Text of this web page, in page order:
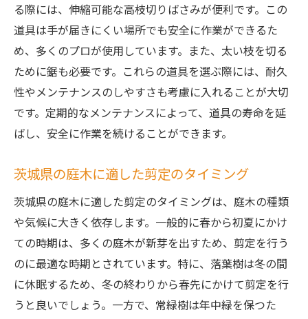
庭のサイズに合った木の選定
育てやすい庭木の特徴
剪定しやすい庭木の選び方
購入時に確認すべき庭木の健康状態
魅力的な庭を維持するための剪定のコツと茨城
県の庭木選び
季節ごとの庭木選びと管理
庭木剪定とデザインの調和
庭を引き立てる植木の配置
庭木の健康を維持するための秘訣
長期的な庭の維持管理計画
庭木剪定で美しい景観を保つ茨城県のプロが教
える秘技
る際には、伸縮可能な高枝切りばさみが便利です。この
道具は手が届きにくい場所でも安全に作業ができるた
め、多くのプロが使用しています。また、太い枝を切る
ために鋸も必要です。これらの道具を選ぶ際には、耐久
性やメンテナンスのしやすさも考慮に入れることが大切
です。定期的なメンテナンスによって、道具の寿命を延
ばし、安全に作業を続けることができます。
茨城県の庭木に適した剪定のタイミング
茨城県の庭木に適した剪定のタイミングは、庭木の種類
や気候に大きく依存します。一般的に春から初夏にかけ
ての時期は、多くの庭木が新芽を出すため、剪定を行う
のに最適な時期とされています。特に、落葉樹は冬の間
に休眠するため、冬の終わりから春先にかけて剪定を行
うと良いでしょう。一方で、常緑樹は年中緑を保つた